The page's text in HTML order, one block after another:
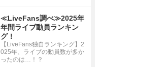
≪LiveFans調べ≫2025年
年間ライブ動員ランキン
グ！
【LiveFans独自ランキング】2
025年、ライブの動員数が多か
ったのは…！？